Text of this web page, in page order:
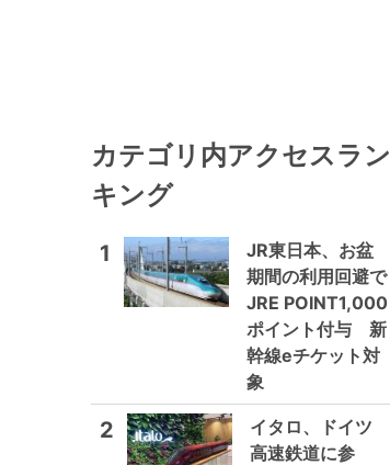
カテゴリ内アクセスラン
キング
1
JR東日本、お盆
期間の利用回避で
JRE POINT1,000
ポイント付与 新
幹線eチケット対
象
2
イタロ、ドイツ
高速鉄道に参